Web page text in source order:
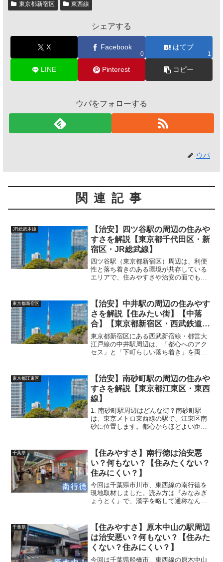
東京都新宿区 東西線
シェアする
X Facebook
0
はてブ
1
LINE Pinterest コピー
ウパをフォローする
ウパ
関連記事
JR総武本線
【治安】四ツ谷駅の周辺の住みや
すさを解説【東京都千代田区・新
宿区・JR総武線】
四ツ谷駅（東京都新宿区）周辺は、利便
性と落ち着きのある環境が共存している
エリアで、住みやすさや治安の面でも評
|| []).push...
東京都新宿区
【治安】中井駅の周辺の住みやす
さを解説【住みたい街】【中落
合】【東京都新宿区・西武鉄道・
都営大江戸線】
東京都新宿区にある西武新宿線・都営大
江戸線の中井駅周辺は、「都心へのアク
セス」と「下町らしい落ち着き」を両立
雰囲気、住みやすさ、安全性、そして住
みにくいポイントを詳しく...
東京都江東区
【治安】南砂町駅の周辺の住みや
すさを解説【東京都江東区・東西
線】
1. 南砂町駅周辺はどんな街？南砂町駅
は、東京メトロ東西線の駅で、江東区南
砂に位置します。都心からほどよい距離
庫街や工場が多かった場所ですが、2000
年代以降、再開発に...
千葉県
【住みやすさ】南行徳は治安悪
い？何もない？【住みたくない？
住みにくい？】
今回は千葉県市川市、東西線の南行徳を
現地取材しました。読み方は『みなみぎ
ょうとく』で、漢字を略して通称なんぎ
の風景や家賃相場を紹介します。
(adsbygoogle =...
千葉県
【住みやすさ】原木中山の駅周辺
は治安悪い？何もない？【住みた
くない？住みにくい？】
今回は千葉県船橋市、東西線の原木中山